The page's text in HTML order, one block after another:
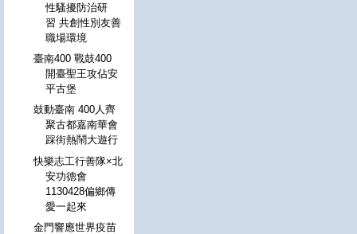
性騷擾防治研
習 共創性別友善
職場環境
臺南400 戰鼓400
開臺聖王攻佔安
平古堡
鼓動臺南 400人齊
聚古都嘉南華會
踩街熱鬧大遊行
快樂志工行善隊×北
安功德會
1130428偏鄉傳
愛一起來
金門響應世界疫苗